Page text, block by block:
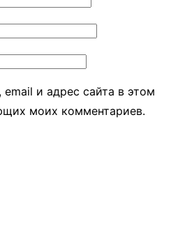
и адрес сайта в этом
моих комментариев.